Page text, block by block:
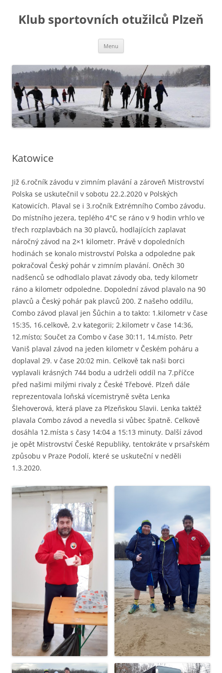
obsahu
webu
Klub sportovních otužilců Plzeň
Menu
Katowice
Již 6.ročník závodu v zimním plavání a zároveň Mistrovství
Polska se uskutečnil v sobotu 22.2.2020 v Polských
Katowicích. Plaval se i 3.ročník Extrémního Combo závodu.
Do místního jezera, teplého 4°C se ráno v 9 hodin vrhlo ve
třech rozplavbách na 30 plavců, hodlajících zaplavat
náročný závod na 2×1 kilometr. Právě v dopoledních
hodinách se konalo mistrovství Polska a odpoledne pak
pokračoval Český pohár v zimním plavání. Oněch 30
nadšenců se odhodlalo plavat závody oba, tedy kilometr
ráno a kilometr odpoledne. Dopolední závod plavalo na 90
plavců a Český pohár pak plavců 200. Z našeho oddílu,
Combo závod plaval jen Šůchin a to takto: 1.kilometr v čase
15:35, 16.celkově, 2.v kategorii; 2.kilometr v čase 14:36,
12.místo; Součet za Combo v čase 30:11, 14.místo. Petr
Vaniš plaval závod na jeden kilometr v Českém poháru a
doplaval 29. v čase 20:02 min. Celkově tak naši borci
vyplavali krásných 744 bodu a udrželi oddíl na 7.příčce
před našimi milými rivaly z České Třebové. Plzeň dále
reprezentovala loňská vícemistryně světa Lenka
Šlehoverová, která plave za Plzeňskou Slavii. Lenka taktéž
plavala Combo závod a nevedla si vůbec špatně. Celkově
dosáhla 12.místa s časy 14:04 a 15:13 minuty. Další závod
je opět Mistrovství České Republiky, tentokráte v prsařském
způsobu v Praze Podolí, které se uskuteční v neděli
1.3.2020.